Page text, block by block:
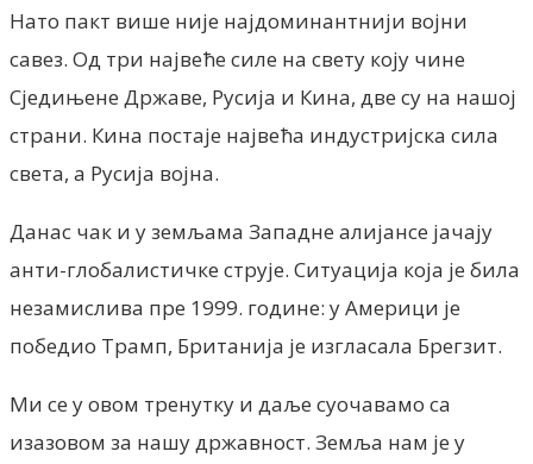
Нато пакт више није најдоминантнији војни
савез. Од три највеће силе на свету коју чине
Сједињене Државе, Русија и Кина, две су на нашој
страни. Кина постаје највећа индустријска сила
света, а Русија војна.
Данас чак и у земљама Западне алијансе јачају
анти-глобалистичке струје. Ситуација која је била
незамислива пре 1999. године: у Америци је
победио Трамп, Британија је изгласала Брегзит.
Ми се у овом тренутку и даље суочавамо са
изазовом за нашу државност. Земља нам је у